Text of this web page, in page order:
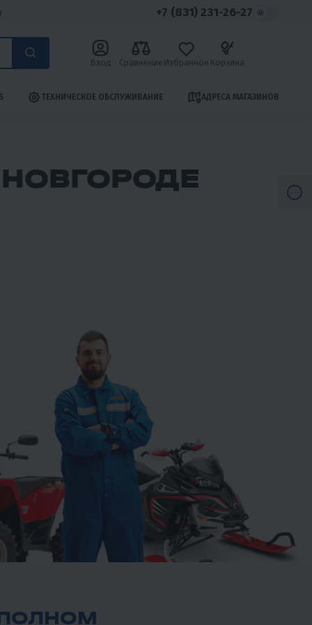
+7 (831) 231-26-27
Вход Сравнение Избранное Корзина
ТЕХНИЧЕСКОЕ ОБСЛУЖИВАНИЕ АДРЕСА МАГАЗИНОВ